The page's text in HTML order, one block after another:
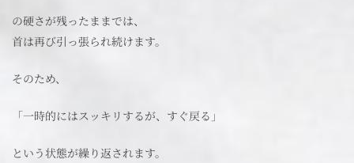
の硬さが残ったままでは、
首は再び引っ張られ続けます。
そのため、
「一時的にはスッキリするが、すぐ戻る」
という状態が繰り返されます。